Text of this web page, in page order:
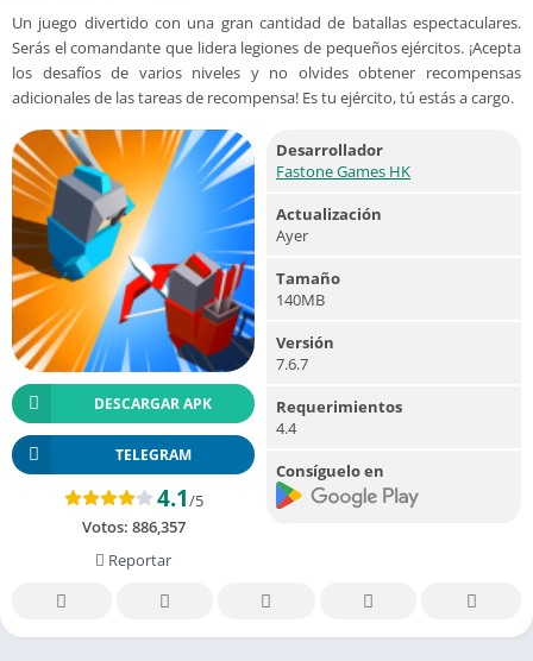
Un juego divertido con una gran cantidad de batallas espectaculares.
Serás el comandante que lidera legiones de pequeños ejércitos. ¡Acepta
los desafíos de varios niveles y no olvides obtener recompensas
adicionales de las tareas de recompensa! Es tu ejército, tú estás a cargo.
DESCARGAR APK
TELEGRAM
4.1/5
Votos: 886,357
Reportar
Desarrollador
Fastone Games HK
Actualización
Ayer
Tamaño
140MB
Versión
7.6.7
Requerimientos
4.4
Consíguelo en